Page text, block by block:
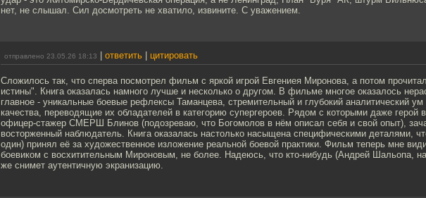
нет, не слышал. Сил досмотреть не хватило, извините. С уважением.
отправлено 23.05.26 18:13 ответить цитировать
Сложилось так, что сперва посмотрел фильм с яркой игрой Евгениея Миронова, а потом
истины". Книга оказалась намного лучше и несколько о другом. В фильме многое оказалось
главное - уникальные боевые рефлексы Таманцева, стремительный и глубокий аналитический
качества, переводящие их обладателей в категорию супергероев. Рядом с которыми даже герой
офицер-стажер СМЕРШ Блинов (подозреваю, что Богомолов в нём описал себя и свой опыт),
восторженный наблюдатель. Книга оказалась настолько насыщена специфическими деталями,
один) принял её за художественное изложение реальной боевой практики. Фильм теперь мне
боевиком с восхитительным Мироновым, не более. Надеюсь, что кто-нибудь (Андрей Шальопа,
же снимет аутентичную экранизацию.